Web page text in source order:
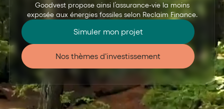
Goodvest propose ainsi l’assurance-vie la moins
exposée aux énergies fossiles selon Reclaim Finance.
Simuler mon projet
Nos thèmes d'investissement